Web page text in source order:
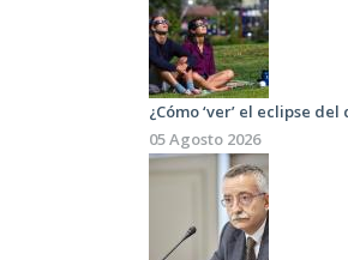
¿Cómo ‘ver’ el eclipse del
05 Agosto 2026